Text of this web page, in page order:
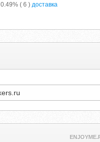
0.49% ( 6 ) доставка